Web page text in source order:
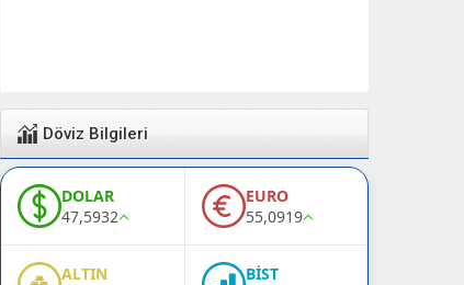
Döviz Bilgileri
DOLAR
47,5932
EURO
55,0919
ALTIN
BİST